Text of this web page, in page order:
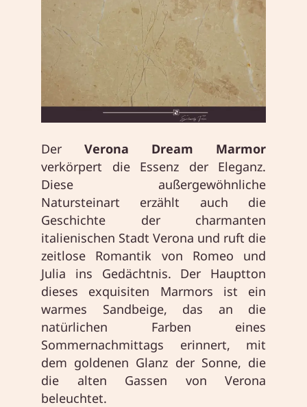
Der Verona Dream Marmor
verkörpert die Essenz der Eleganz.
Diese außergewöhnliche
Natursteinart erzählt auch die
Geschichte der charmanten
italienischen Stadt Verona und ruft die
zeitlose Romantik von Romeo und
Julia ins Gedächtnis. Der Hauptton
dieses exquisiten Marmors ist ein
warmes Sandbeige, das an die
natürlichen Farben eines
Sommernachmittags erinnert, mit
dem goldenen Glanz der Sonne, die
die alten Gassen von Verona
beleuchtet.